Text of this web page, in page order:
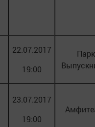
22.07.2017
19:00
Парк
23.07.2017
19:00